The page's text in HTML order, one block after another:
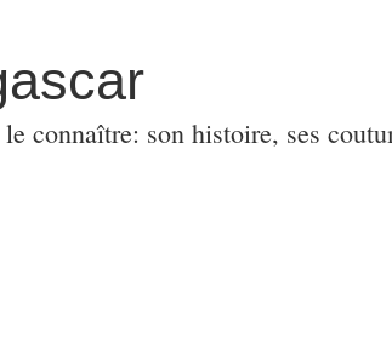
connaître: son histoire, ses